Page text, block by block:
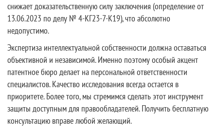
снижает доказательственную силу заключения (определение от
13.06.2023 по делу № 4-КГ23-7-К19), что абсолютно
недопустимо.
Экспертиза интеллектуальной собственности должна оставаться
объективной и независимой. Именно поэтому особый акцент
патентное бюро делает на персональной ответственности
специалистов. Качество исследования всегда остается в
приоритете. Более того, мы стремимся сделать этот инструмент
защиты доступным для правообладателей. Получить бесплатную
консультацию вправе любой желающий.